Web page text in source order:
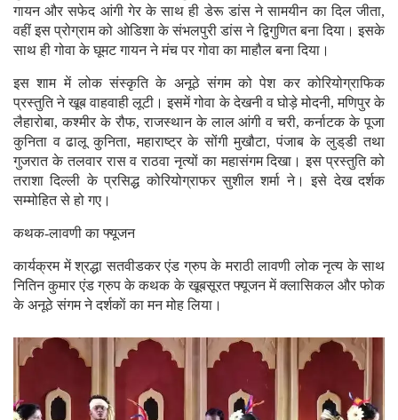
गायन और सफेद आंगी गेर के साथ ही डेरू डांस ने सामयीन का दिल जीता,
वहीं इस प्रोग्राम को ओडिशा के संभलपुरी डांस ने द्विगुणित बना दिया। इसके
साथ ही गोवा के घूमट गायन ने मंच पर गोवा का माहौल बना दिया।
इस शाम में लोक संस्कृति के अनूठे संगम को पेश कर कोरियोग्राफिक
प्रस्तुति ने खूब वाहवाही लूटी। इसमें गोवा के देखनी व घोड़े मोदनी, मणिपुर के
लैहारोबा, कश्मीर के रौफ, राजस्थान के लाल आंगी व चरी, कर्नाटक के पूजा
कुनिता व ढालू कुनिता, महाराष्ट्र के सोंगी मुखौटा, पंजाब के लुड्‌डी तथा
गुजरात के तलवार रास व राठवा नृत्यों का महासंगम दिखा। इस प्रस्तुति को
तराशा दिल्ली के प्रसिद्ध कोरियोग्राफर सुशील शर्मा ने। इसे देख दर्शक
सम्मोहित से हो गए।
कथक-लावणी का फ्यूजन
कार्यक्रम में श्रद्धा सतवीडकर एंड ग्रुप के मराठी लावणी लोक नृत्य के साथ
नितिन कुमार एंड ग्रुप के कथक के खूबसूरत फ्यूजन में क्लासिकल और फोक
के अनूठे संगम ने दर्शकाें का मन मोह लिया।